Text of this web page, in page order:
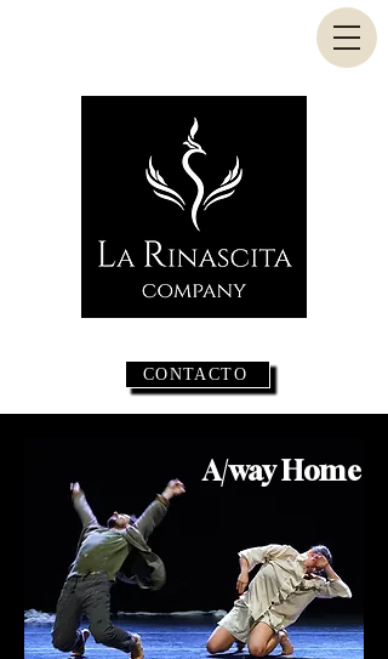
CONTACTO
A/way Home